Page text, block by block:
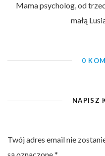
Mama psycholog, od
małą
0
NAPISZ
Twój adres email nie